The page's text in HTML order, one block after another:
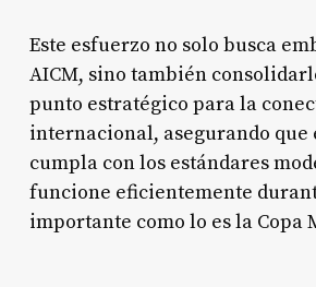
Este esfuerzo no solo busca
AICM, sino también
punto estratégico para la
internacional, asegurando que
cumpla con los estándares
funcione eficientemente
importante como lo es la Copa